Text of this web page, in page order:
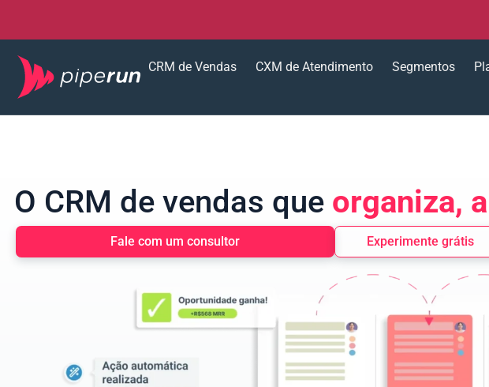
CRM de Vendas CXM de Atendimento Segmentos
O CRM de vendas que organiza,
Fale com um consultor Experimente grátis